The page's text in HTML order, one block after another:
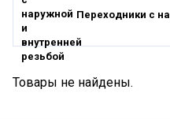
Переходники с
Товары не найдены.